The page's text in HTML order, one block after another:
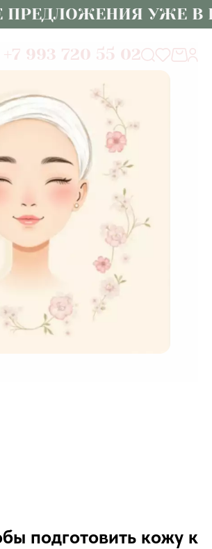
УЖЕ В
+7 993 720 55 02
подготовить кожу к